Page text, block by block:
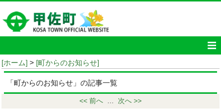
[ホーム] > [町からのお知らせ]
「町からのお知らせ」の記事一覧
<< 前へ … 次へ >>